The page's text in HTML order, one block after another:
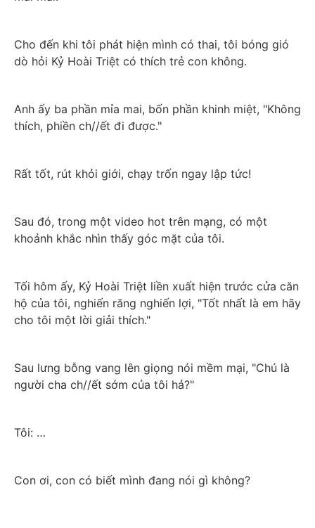
Cho đến khi tôi phát hiện mình có thai, tôi bóng gió
dò hỏi Kỷ Hoài Triệt có thích trẻ con không.
Anh ấy ba phần mỉa mai, bốn phần khinh miệt, "Không
thích, phiền ch//ết đi được."
Rất tốt, rút khỏi giới, chạy trốn ngay lập tức!
Sau đó, trong một video hot trên mạng, có một
khoảnh khắc nhìn thấy góc mặt của tôi.
Tối hôm ấy, Kỷ Hoài Triệt liền xuất hiện trước cửa căn
hộ của tôi, nghiến răng nghiến lợi, "Tốt nhất là em hãy
cho tôi một lời giải thích."
Sau lưng bỗng vang lên giọng nói mềm mại, "Chú là
người cha ch//ết sớm của tôi hả?"
Tôi: …
Con ơi, con có biết mình đang nói gì không?